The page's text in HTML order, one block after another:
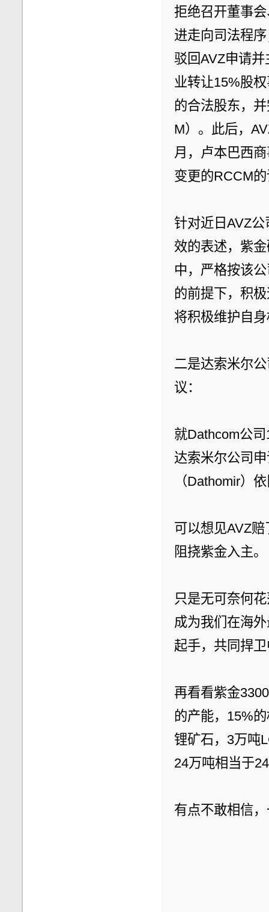
拒绝召开董事
进走向司法程
驳回AVZ申请
业转让15%股
的合法股东，
M）。此后，
月，卢本巴西
变更的RCCM
针对近日AVZ
效的表述，紫
中，严格按该
的前提下，积
将积极维护自
二是达索米尔
议：
就Dathcom公
达索米尔公司
（Dathomir）
可以想见AVZ
阻挠紫金入主。
只是无可奈何
成为我们在海
起手，共同捍
再看看紫金
的产能，15%
锂矿石，3万吨
24万吨相当于
有点不敢相信